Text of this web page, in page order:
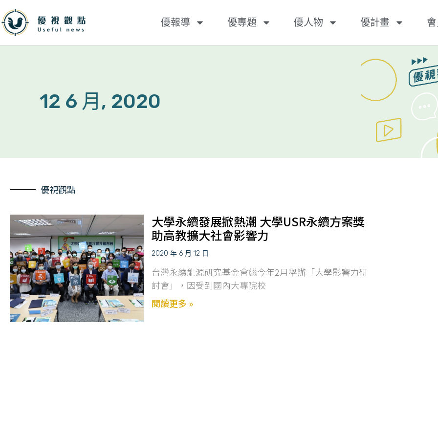
優報導 優專題 優人物 優計畫
12 6 月, 2020
優視觀點
大學永續發展掀熱潮 大學USR永續方案獎
助高教擴大社會影響力
2020 年 6 月 12 日
台灣永續能源研究基金會繼今年2月舉辦「大學影響力研
討會」，因受到國內大專院校
閱讀更多 »